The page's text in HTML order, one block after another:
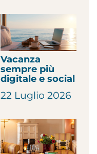
Vacanza
sempre più
digitale e social
22 Luglio 2026